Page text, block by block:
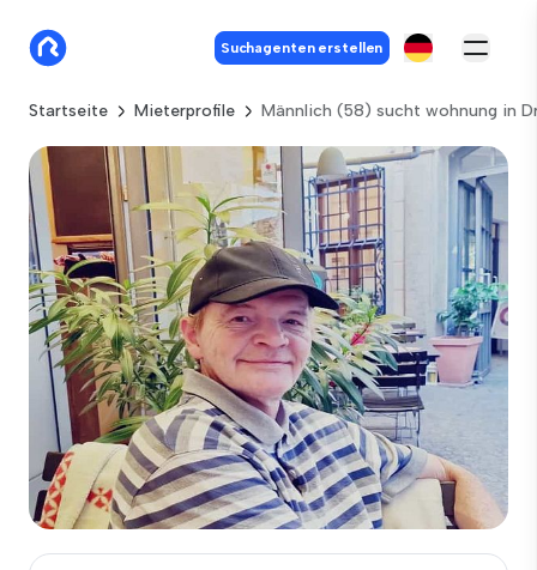
Suchagenten erstellen
Startseite Mieterprofile Männlich (58) sucht wohnung in